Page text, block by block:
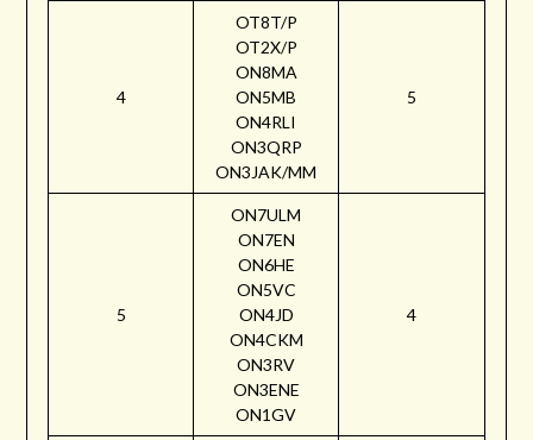
4
OT8T/P
OT2X/P
ON8MA
ON5MB
ON4RLI
ON3QRP
ON3JAK/MM
5
5
ON7ULM
ON7EN
ON6HE
ON5VC
ON4JD
ON4CKM
ON3RV
ON3ENE
ON1GV
4